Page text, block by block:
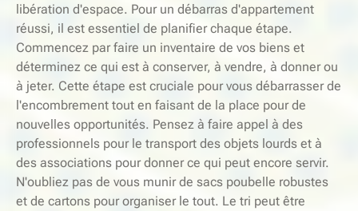
libération d'espace. Pour un débarras d'appartement
réussi, il est essentiel de planifier chaque étape.
Commencez par faire un inventaire de vos biens et
déterminez ce qui est à conserver, à vendre, à donner ou
à jeter. Cette étape est cruciale pour vous débarrasser de
l'encombrement tout en faisant de la place pour de
nouvelles opportunités. Pensez à faire appel à des
professionnels pour le transport des objets lourds et à
des associations pour donner ce qui peut encore servir.
N'oubliez pas de vous munir de sacs poubelle robustes
et de cartons pour organiser le tout. Le tri peut être